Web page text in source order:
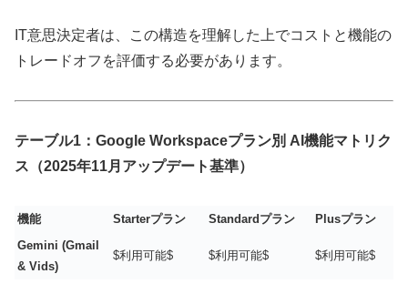
IT意思決定者は、この構造を理解した上でコストと機能の
トレードオフを評価する必要があります。
テーブル1：Google Workspaceプラン別 AI機能マトリク
ス（2025年11月アップデート基準）
機能 Starterプラン Standardプラン
Plusプラン
Gemini (Gmail
& Vids)
$利用可能$ $利用可能$ $利用可能$